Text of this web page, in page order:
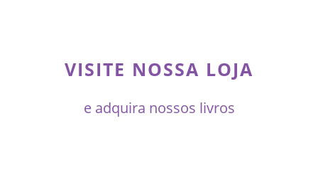
VISITE NOSSA LOJA
e adquira nossos livros